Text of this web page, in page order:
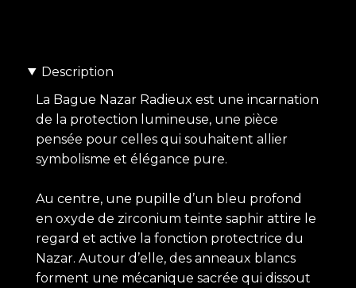
Description
La Bague Nazar Radieux est une incarnation
de la protection lumineuse, une pièce
pensée pour celles qui souhaitent allier
symbolisme et élégance pure.
Au centre, une pupille d’un bleu profond
en oxyde de zirconium teinte saphir attire le
regard et active la fonction protectrice du
Nazar. Autour d’elle, des anneaux blancs
forment une mécanique sacrée qui dissout